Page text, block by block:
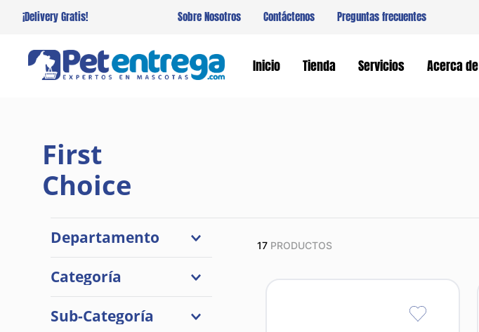
¡Delivery Gratis! Sobre Nosotros Contáctenos Preguntas frecuentes
Inicio Tienda Servicios Acerca de
First
Choice
Departamento
Gatos
Categoría
Sub-Categoría
17 PRODUCTOS